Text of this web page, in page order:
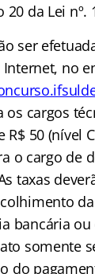
da Lei nº.
ser
no
os cargos
50 (nível
o cargo de
taxas
da
bancária ou
somente
do